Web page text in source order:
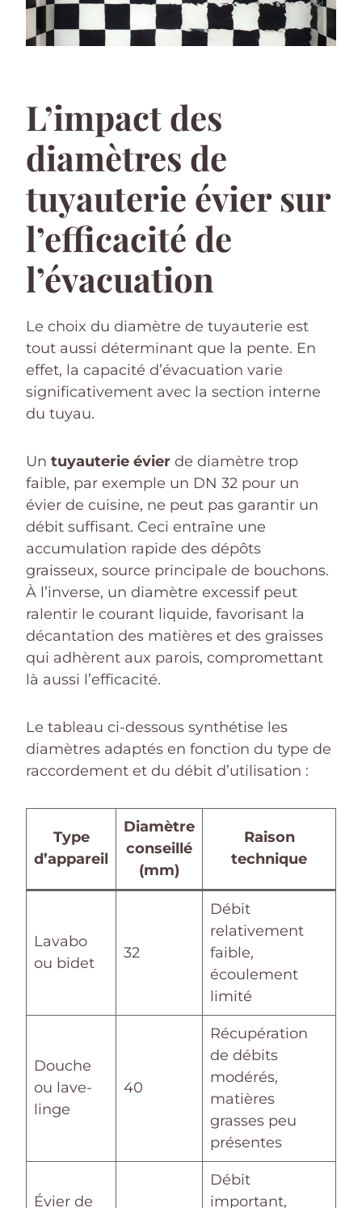
L’impact des
diamètres de
tuyauterie évier sur
l’efficacité de
l’évacuation
Le choix du diamètre de tuyauterie est
tout aussi déterminant que la pente. En
effet, la capacité d’évacuation varie
significativement avec la section interne
du tuyau.
Un tuyauterie évier de diamètre trop
faible, par exemple un DN 32 pour un
évier de cuisine, ne peut pas garantir un
débit suffisant. Ceci entraîne une
accumulation rapide des dépôts
graisseux, source principale de bouchons.
À l’inverse, un diamètre excessif peut
ralentir le courant liquide, favorisant la
décantation des matières et des graisses
qui adhèrent aux parois, compromettant
là aussi l’efficacité.
Le tableau ci-dessous synthétise les
diamètres adaptés en fonction du type de
raccordement et du débit d’utilisation :
Type
d’appareil
Diamètre
conseillé
(mm)
Raison
technique
Lavabo
ou bidet
32
Débit
relativement
faible,
écoulement
limité
Douche
ou lave-
linge
40
Récupération
de débits
modérés,
matières
grasses peu
présentes
Évier de
Débit
important,